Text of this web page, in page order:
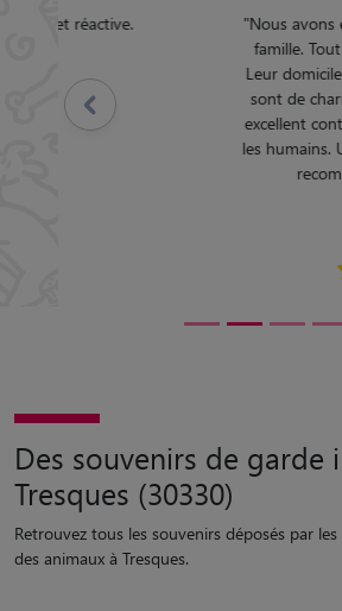
"Nous avons été enchantés
famille. Tout s'est
Leur domicile est totalement
sont de charmantes
excellent contact avec les
les humains. Un plaisir du
recommande
Précédent
Des souvenirs de garde
Tresques (30330)
Retrouvez tous les souvenirs déposés par
des animaux à Tresques.